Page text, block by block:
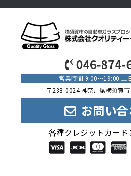
営業時間 9:00〜19:00 土
〒238-0024神奈川県横須賀
お問い
各種クレジットカード